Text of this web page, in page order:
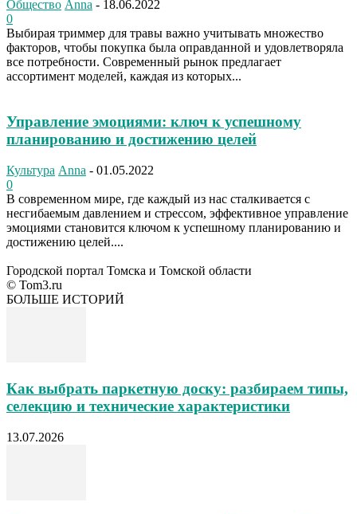
Общество Anna - 18.06.2022
0
Выбирая триммер для травы важно учитывать множество
факторов, чтобы покупка была оправданной и удовлетворяла
все потребности. Современный рынок предлагает
ассортимент моделей, каждая из которых...
Управление эмоциями: ключ к успешному
планированию и достижению целей
Культура Anna - 01.05.2022
0
В современном мире, где каждый из нас сталкивается с
несгибаемым давлением и стрессом, эффективное управление
эмоциями становится ключом к успешному планированию и
достижению целей....
Городской портал Томска и Томской области
© Tom3.ru
БОЛЬШЕ ИСТОРИЙ
Как выбрать паркетную доску: разбираем типы,
селекцию и технические характеристики
13.07.2026